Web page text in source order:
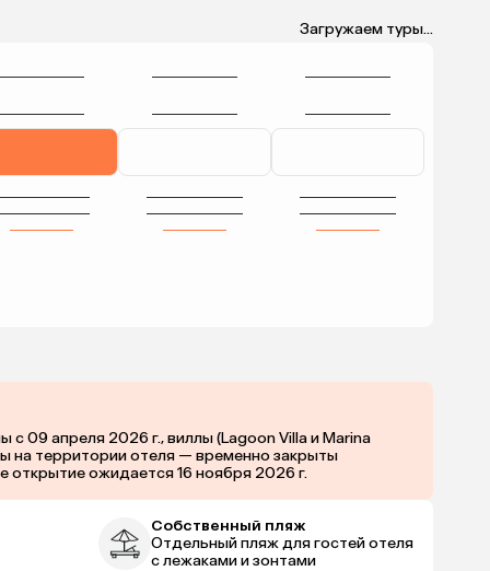
Загружаем туры...
09 апреля 2026 г., виллы (Lagoon Villa и Marina
на территории отеля — временно закрыты
открытие ожидается 16 ноября 2026 г.
Собственный пляж
Отдельный пляж для гостей отеля
с лежаками и зонтами